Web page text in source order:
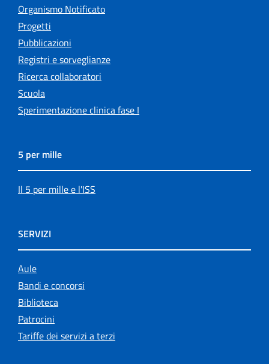
Organismo Notificato
Progetti
Pubblicazioni
Registri e sorveglianze
Ricerca collaboratori
Scuola
Sperimentazione clinica fase I
5 per mille
Il 5 per mille e l'ISS
SERVIZI
Aule
Bandi e concorsi
Biblioteca
Patrocini
Tariffe dei servizi a terzi